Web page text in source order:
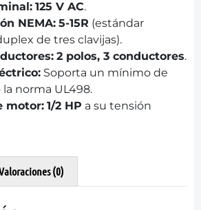
125 V AC.
NEMA: 5-15R (estándar
de tres clavijas).
2 polos, 3 conductores.
Soporta un mínimo de
la norma UL498.
motor: 1/2 HP a su tensión
(0)